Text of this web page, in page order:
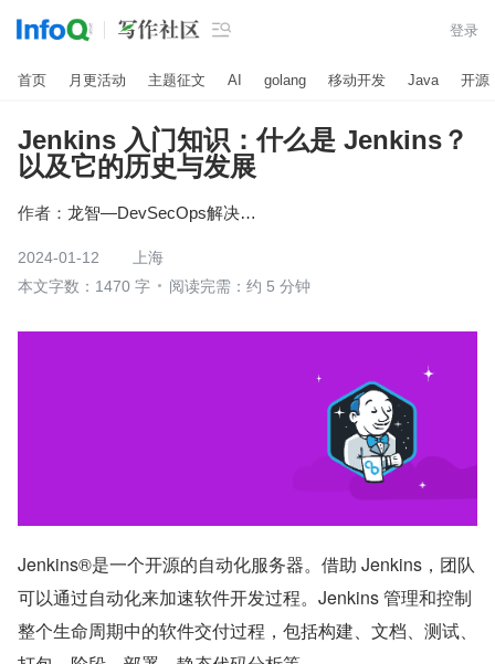
 登录
首页 月更活动 主题征文 AI golang 移动开发 Java 开源
Jenkins 入门知识：什么是 Jenkins？
以及它的历史与发展
作者： 龙智—DevSecOps解决方案
2024-01-12
上海
本文字数：1470 字
阅读完需：约 5 分钟
Jenkins®是一个开源的自动化服务器。借助 Jenkins，团队
可以通过自动化来加速软件开发过程。Jenkins 管理和控制
整个生命周期中的软件交付过程，包括构建、文档、测试、